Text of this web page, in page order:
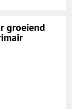
groeiend